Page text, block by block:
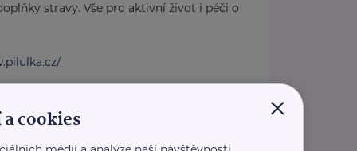
stravy. Vše pro aktivní život i péči o
×
cookies